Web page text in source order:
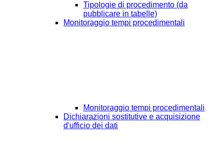
Tipologie di procedimento (da
pubblicare in tabelle)
Monitoraggio tempi procedimentali
Monitoraggio tempi procedimentali
Dichiarazioni sostitutive e acquisizione
d'ufficio dei dati